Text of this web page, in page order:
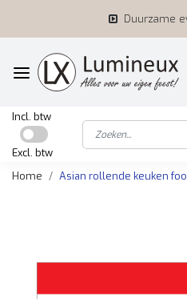
Duurzame
Incl. btw
Excl. btw
Home
Asian rollende keuken